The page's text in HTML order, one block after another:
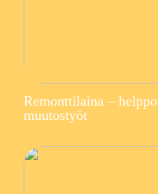
Remonttilaina –
muutostyöt